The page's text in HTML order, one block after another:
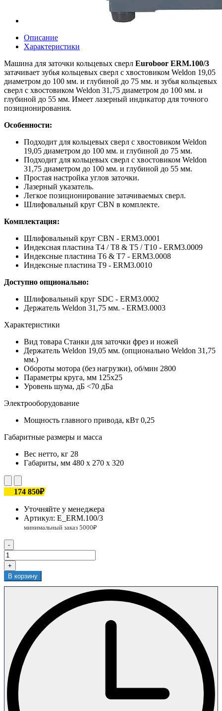
Описание
Характеристики
Машина для заточки кольцевых сверл Euroboor ERM.100/3
затачивает зубья кольцевых сверл с хвостовиком Weldon 19,05
диаметром до 100 мм. и глубиной до 75 мм. и зубья кольцевых
сверл с хвостовиком Weldon 31,75 диаметром до 100 мм. и
глубиной до 55 мм. Имеет лазерный индикатор для точного
позиционирования.
Особенности:
Подходит для кольцевых сверл с хвостовиком Weldon
19,05 диаметром до 100 мм. и глубиной до 75 мм.
Подходит для кольцевых сверл с хвостовиком Weldon
31,75 диаметром до 100 мм. и глубиной до 55 мм.
Простая настройка углов заточки.
Лазерный указатель.
Легкое позиционирование затачиваемых сверл.
Шлифовальный круг CBN в комплекте.
Комплектация:
Шлифовальный круг CBN - ERM3.0001
Индексная пластина T4 / T8 & T5 / T10 - ERM3.0009
Индексные пластина T6 & T7 - ERM3.0008
Индексные пластина T9 - ERM3.0010
Доступно опционально:
Шлифовальный круг SDC - ERM3.0002
Держатель Weldon 31,75 мм. - ERM3.0003
Характеристики
Вид товара Станки для заточки фрез и ножей
Держатель Weldon 19,05 мм. (опционально Weldon 31,75
мм.)
Обороты мотора (без нагрузки), об/мин 2800
Параметры круга, мм 125х25
Уровень шума, дБ <70 дБа
Электрооборудование
Мощность главного привода, кВт 0,25
Габаритные размеры и масса
Вес нетто, кг 28
Габариты, мм 480 х 270 х 320
174 850₽
Уточняйте у менеджера
Артикул: Е_ERM.100/3
-
+
В корзину